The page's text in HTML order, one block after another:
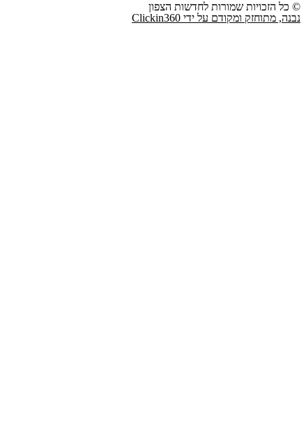
© כל הזכויות שמורות לחדשות הצפון
נבנה, מתוחזק ומקודם על ידי Clickin360